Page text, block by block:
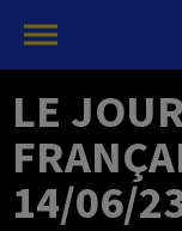
LE
14/06/